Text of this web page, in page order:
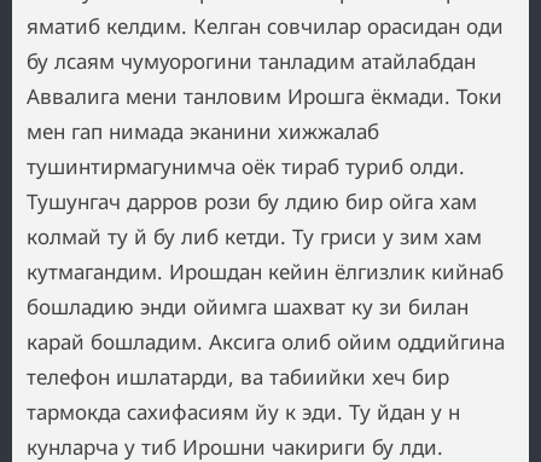
яматиб келдим. Келган совчилар орасидан оди
бу лсаям чумуорогини танладим атайлабдан
Аввалига мени танловим Ирошга ёкмади. Токи
мен гап нимада эканини хижжалаб
тушинтирмагунимча оёк тираб туриб олди.
Тушунгач дарров рози бу лдию бир ойга хам
колмай ту й бу либ кетди. Ту гриси у зим хам
кутмагандим. Ирошдан кейин ёлгизлик кийнаб
бошладию энди ойимга шахват ку зи билан
карай бошладим. Аксига олиб ойим оддийгина
телефон ишлатарди, ва табиийки хеч бир
тармокда сахифасиям йу к эди. Ту йдан у н
кунларча у тиб Ирошни чакириги бу лди.